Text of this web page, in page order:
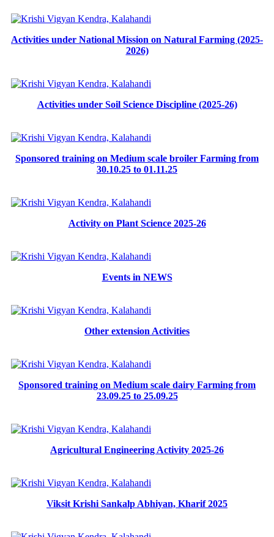
Activities under National Mission on Natural Farming (2025-
2026)
Activities under Soil Science Discipline (2025-26)
Sponsored training on Medium scale broiler Farming from
30.10.25 to 01.11.25
Activity on Plant Science 2025-26
Events in NEWS
Other extension Activities
Sponsored training on Medium scale dairy Farming from
23.09.25 to 25.09.25
Agricultural Engineering Activity 2025-26
Viksit Krishi Sankalp Abhiyan, Kharif 2025